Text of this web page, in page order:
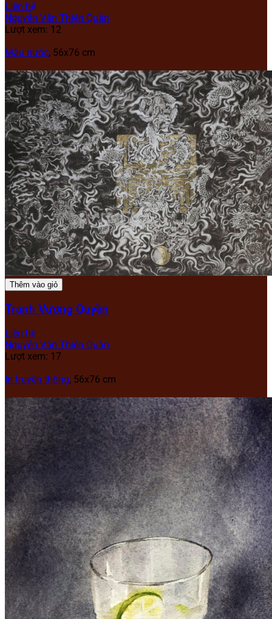
Liên hệ
Nguyễn Văn Thiện Quân
Lượt xem: 12
Màu nước, 56x76 cm
Thêm vào giỏ
Tranh Vương Quyền
Liên hệ
Nguyễn Văn Thiện Quân
Lượt xem: 17
In truyền thống, 56x76 cm